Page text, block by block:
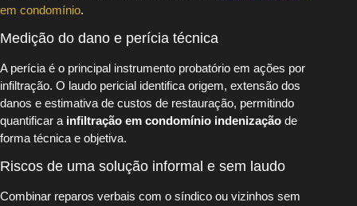
em condomínio.
Medição do dano e perícia técnica
A perícia é o principal instrumento probatório em ações por
infiltração. O laudo pericial identifica origem, extensão dos
danos e estimativa de custos de restauração, permitindo
quantificar a infiltração em condomínio indenização de
forma técnica e objetiva.
Riscos de uma solução informal e sem laudo
Combinar reparos verbais com o síndico ou vizinhos sem